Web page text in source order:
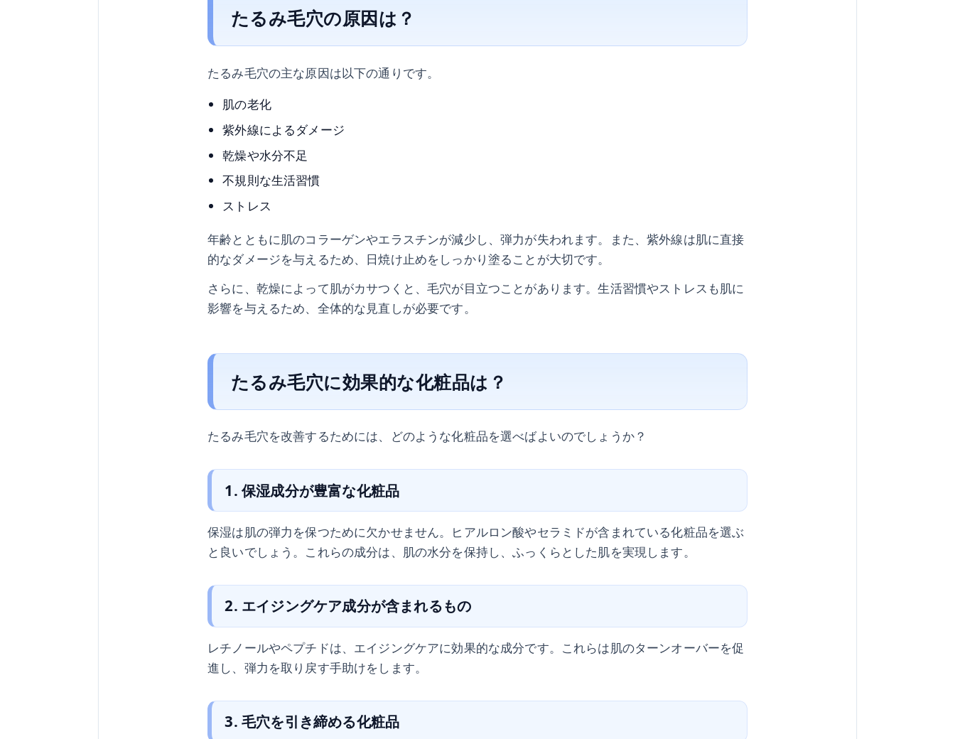
たるみ毛穴の原因は？
たるみ毛穴の主な原因は以下の通りです。
肌の老化
紫外線によるダメージ
乾燥や水分不足
不規則な生活習慣
ストレス
年齢とともに肌のコラーゲンやエラスチンが減少し、弾力が失われます。また、紫外線は肌に直接
的なダメージを与えるため、日焼け止めをしっかり塗ることが大切です。
さらに、乾燥によって肌がカサつくと、毛穴が目立つことがあります。生活習慣やストレスも肌に
影響を与えるため、全体的な見直しが必要です。
たるみ毛穴に効果的な化粧品は？
たるみ毛穴を改善するためには、どのような化粧品を選べばよいのでしょうか？
1. 保湿成分が豊富な化粧品
保湿は肌の弾力を保つために欠かせません。ヒアルロン酸やセラミドが含まれている化粧品を選ぶ
と良いでしょう。これらの成分は、肌の水分を保持し、ふっくらとした肌を実現します。
2. エイジングケア成分が含まれるもの
レチノールやペプチドは、エイジングケアに効果的な成分です。これらは肌のターンオーバーを促
進し、弾力を取り戻す手助けをします。
3. 毛穴を引き締める化粧品